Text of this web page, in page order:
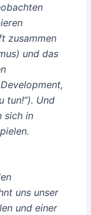
zusammen
und das
tun!“). Und
sich in
uns unser
und einer